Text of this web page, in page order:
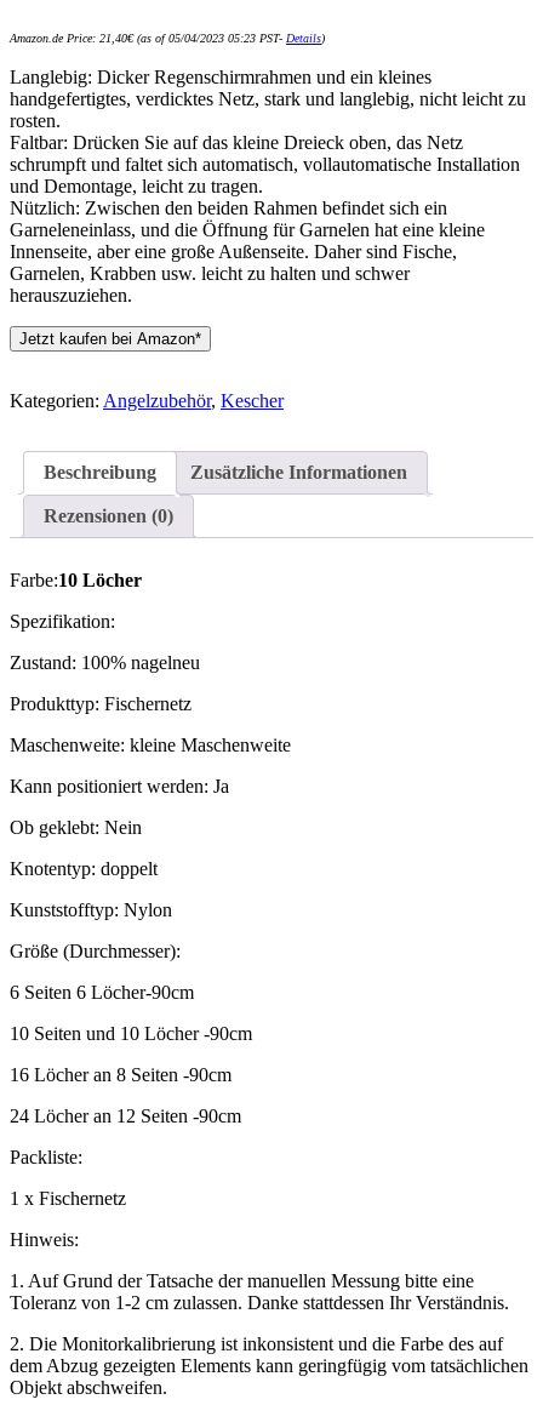
Amazon.de Price: 21,40€(as of 05/04/2023 05:23 PST- Details)
Langlebig: Dicker Regenschirmrahmen und ein kleines
handgefertigtes, verdicktes Netz, stark und langlebig, nicht leicht zu
rosten.
Faltbar: Drücken Sie auf das kleine Dreieck oben, das Netz
schrumpft und faltet sich automatisch, vollautomatische Installation
und Demontage, leicht zu tragen.
Nützlich: Zwischen den beiden Rahmen befindet sich ein
Garneleneinlass, und die Öffnung für Garnelen hat eine kleine
Innenseite, aber eine große Außenseite. Daher sind Fische,
Garnelen, Krabben usw. leicht zu halten und schwer
herauszuziehen.
Jetzt kaufen bei Amazon*
Kategorien: Angelzubehör, Kescher
Beschreibung Zusätzliche Informationen
Rezensionen (0)
Farbe:10 Löcher
Spezifikation:
Zustand: 100% nagelneu
Produkttyp: Fischernetz
Maschenweite: kleine Maschenweite
Kann positioniert werden: Ja
Ob geklebt: Nein
Knotentyp: doppelt
Kunststofftyp: Nylon
Größe (Durchmesser):
6 Seiten 6 Löcher-90cm
10 Seiten und 10 Löcher -90cm
16 Löcher an 8 Seiten -90cm
24 Löcher an 12 Seiten -90cm
Packliste:
1 x Fischernetz
Hinweis:
1. Auf Grund der Tatsache der manuellen Messung bitte eine
Toleranz von 1-2 cm zulassen. Danke stattdessen Ihr Verständnis.
2. Die Monitorkalibrierung ist inkonsistent und die Farbe des auf
dem Abzug gezeigten Elements kann geringfügig vom tatsächlichen
Objekt abschweifen.